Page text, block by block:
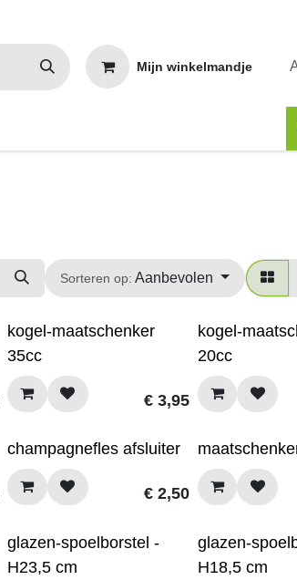
Mijn winkelmandje
Sorteren op: Aanbevolen
kogel-maatschenker
35cc
€ 3,95
kogel-
20cc
champagnefles afsluiter
€ 2,50
glazen-spoelborstel -
H23,5 cm
glazen-
H18,5 cm